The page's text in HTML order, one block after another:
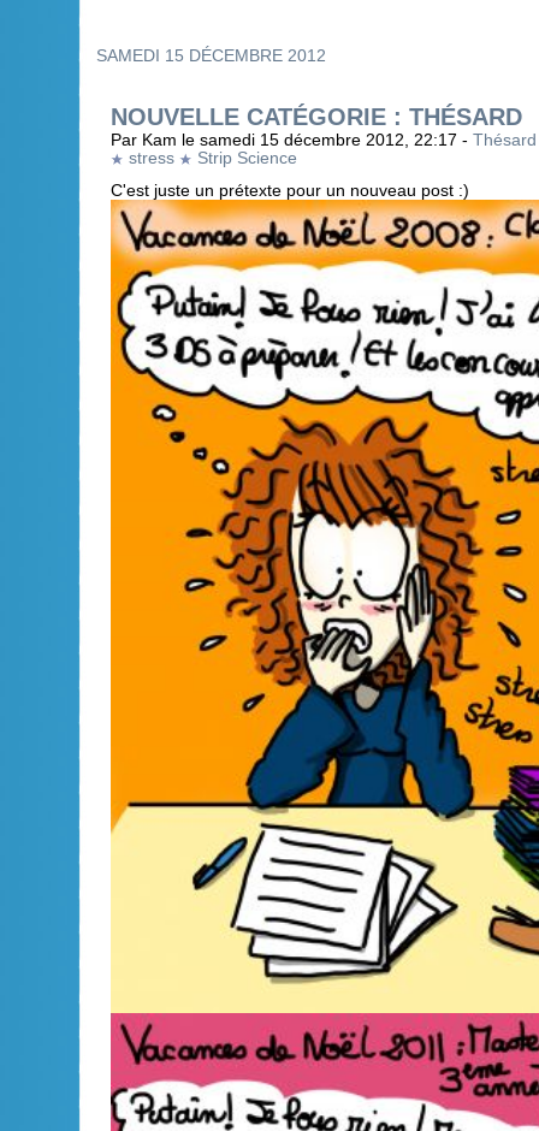
SAMEDI 15 DÉCEMBRE 2012
NOUVELLE CATÉGORIE : THÉSARD
Par Kam le samedi 15 décembre 2012, 22:17 - Thésard
stress
Strip Science
C'est juste un prétexte pour un nouveau post :)